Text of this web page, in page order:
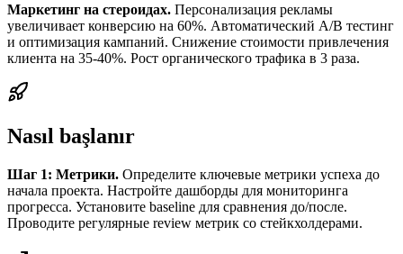
Маркетинг на стероидах. Персонализация рекламы
увеличивает конверсию на 60%. Автоматический A/B тестинг
и оптимизация кампаний. Снижение стоимости привлечения
клиента на 35-40%. Рост органического трафика в 3 раза.
Nasıl başlanır
Шаг 1: Метрики. Определите ключевые метрики успеха до
начала проекта. Настройте дашборды для мониторинга
прогресса. Установите baseline для сравнения до/после.
Проводите регулярные review метрик со стейкхолдерами.